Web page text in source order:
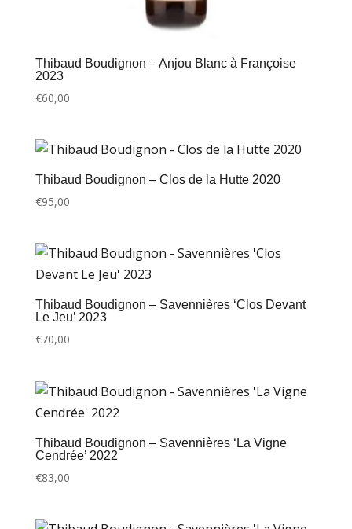
Thibaud Boudignon – Anjou Blanc à Françoise
2023
€60,00
Thibaud Boudignon – Clos de la Hutte 2020
€95,00
Thibaud Boudignon – Savennières ‘Clos Devant
Le Jeu’ 2023
€70,00
Thibaud Boudignon – Savennières ‘La Vigne
Cendrée’ 2022
€83,00